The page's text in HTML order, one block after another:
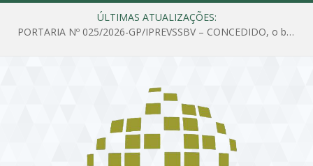
ÚLTIMAS ATUALIZAÇÕES:
PORTARIA Nº 025/2026-GP/IPREVSSBV – CONCEDIDO, o benefício de PENSÃO a MARIA ESTELA DOS SANTOS SOUZA